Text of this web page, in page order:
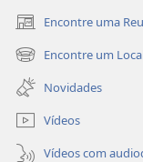
Encontre uma
(abre
nova
janela)
Encontre um
(abre
nova
janela)
Novidades
Vídeos
Vídeos com